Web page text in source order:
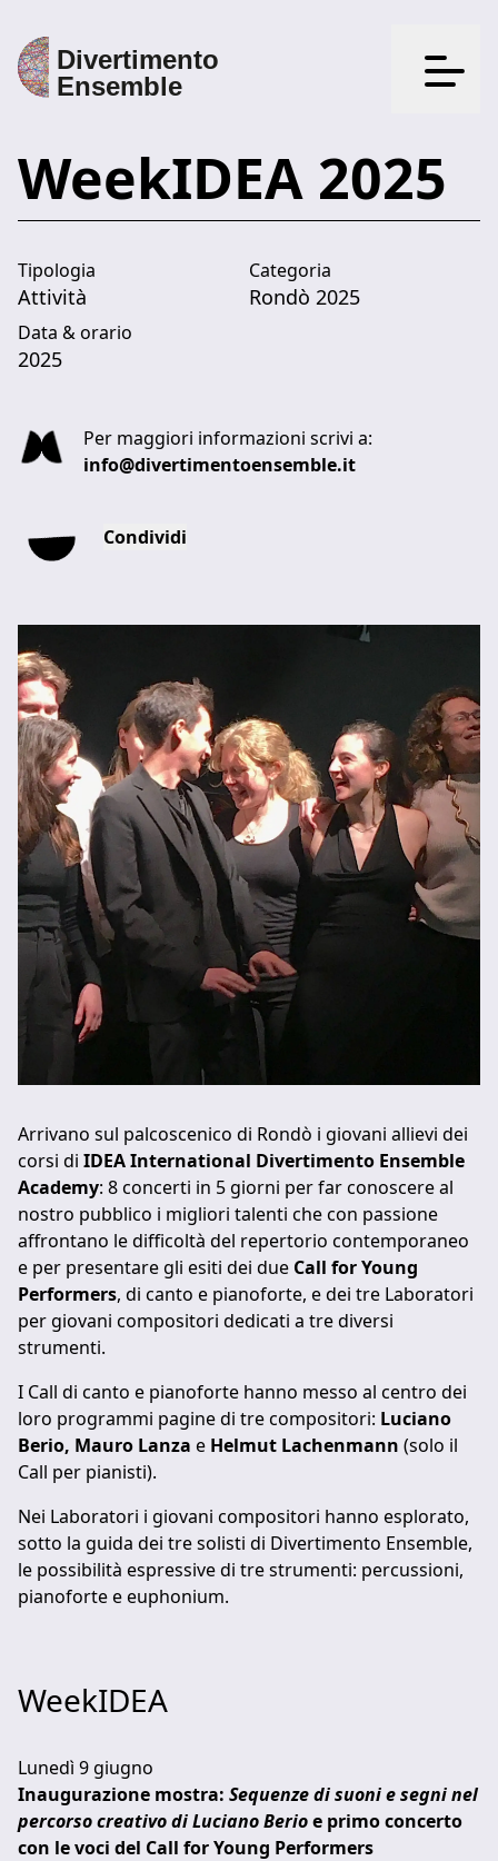
Apri il
WeekIDEA 2025
Tipologia
Attività
Categoria
Rondò 2025
Data & orario
2025
Per maggiori informazioni scrivi a:
info@divertimentoensemble.it
Condividi
Arrivano sul palcoscenico di Rondò i giovani allievi dei
corsi di IDEA International Divertimento Ensemble
Academy: 8 concerti in 5 giorni per far conoscere al
nostro pubblico i migliori talenti che con passione
affrontano le difficoltà del repertorio contemporaneo
e per presentare gli esiti dei due Call for Young
Performers, di canto e pianoforte, e dei tre Laboratori
per giovani compositori dedicati a tre diversi
strumenti.
I Call di canto e pianoforte hanno messo al centro dei
loro programmi pagine di tre compositori: Luciano
Berio, Mauro Lanza e Helmut Lachenmann (solo il
Call per pianisti).
Nei Laboratori i giovani compositori hanno esplorato,
sotto la guida dei tre solisti di Divertimento Ensemble,
le possibilità espressive di tre strumenti: percussioni,
pianoforte e euphonium.
WeekIDEA
Lunedì 9 giugno
Inaugurazione mostra: Sequenze di suoni e segni nel
percorso creativo di Luciano Berioe primo concerto
con le voci del Call for Young Performers